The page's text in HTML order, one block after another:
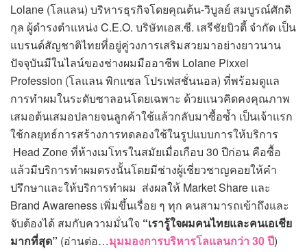
Lolane (โลแลน) บริหารธุรกิจโดยคุณต้น-วิบูลย์ สมบูรณ์ศักดิ
กุล ผู้ดำรงตำแหน่ง C.E.O. บริษัทเอส.ซี. เสรีชัยบิวตี้ จำกัด เป็น
แบรนด์สัญชาติไทยที่อยู่คู่วงการเสริมสวยมาอย่างยาวนาน
ปัจจุบันมีในไลน์ของช่างผมมืออาชีพ Lolane Pixxel
Profession (โลแลน พิกแซล โปรเฟสชั่นนอล) ที่พร้อมดูแล
การทำผมในระดับซาลอนโดยเฉพาะ ด้วยแนวคิดคงคุณภาพ
เสมอต้นเสมอปลายจนลูกค้าใช้แล้วกลับมาซื้อซ้ำ เป็นเจ้าแรก
ใช้กลยุทธ์การสร้างการทดลองใช้ในรูปแบบการให้บริการ
Head Zone ที่ห้างเมโทรในสมัยเมื่อเกือบ 30 ปีก่อน คือซื้อ
แล้วมีบริการทำผมตรงนั้นโดยมีช่างผู้เชี่ยวชาญคอยให้คำ
ปรึกษาและให้บริการทำผม ส่งผลให้ Market Share และ
Brand Awareness เพิ่มขึ้นเรื่อย ๆ ทุก คนสามารถเข้าถึงและ
จับต้องได้ สมกับความมั่นใจ “เรารู้ใจผมคนไทยและคนเอเชีย
มากที่สุด” (อ่านต่อ…มุมมองการบริหารโลแลนกว่า 30 ปี)